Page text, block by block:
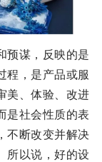
预谋，反映的是
程，是产品或服
美、体验、改进
是社会性质的表
不断改变并解决
所以说，好的设